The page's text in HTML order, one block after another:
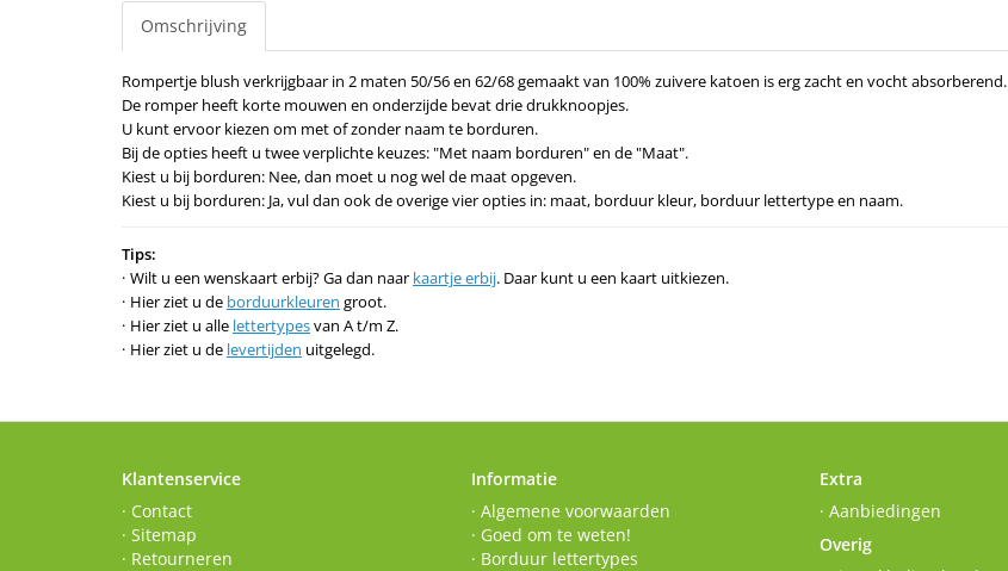
Omschrijving
Rompertje blush verkrijgbaar in 2 maten 50/56 en 62/68 gemaakt van 100% zuivere katoen is erg zacht en vocht absorberend.
De romper heeft korte mouwen en onderzijde bevat drie drukknoopjes.
U kunt ervoor kiezen om met of zonder naam te borduren.
Bij de opties heeft u twee verplichte keuzes: "Met naam borduren" en de "Maat".
Kiest u bij borduren: Nee, dan moet u nog wel de maat opgeven.
Kiest u bij borduren: Ja, vul dan ook de overige vier opties in: maat, borduur kleur, borduur lettertype en naam.
Tips:
Wilt u een wenskaart erbij? Ga dan naar kaartje erbij. Daar kunt u een kaart uitkiezen.
Hier ziet u de borduurkleuren groot.
Hier ziet u alle lettertypesvan A t/m Z.
Hier ziet u de levertijden uitgelegd.
Klantenservice
· Contact
· Sitemap
· Retourneren
Informatie
· Algemene voorwaarden
· Goed om te weten!
· Borduur lettertypes
Extra
· Aanbiedingen
Overig